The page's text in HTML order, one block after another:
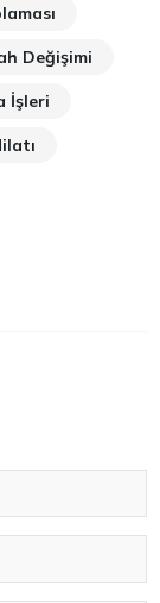
Değişimi
İşleri